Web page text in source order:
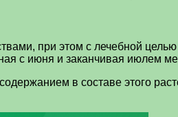
при этом с лечебной целью
с июня и заканчивая июлем
в составе этого